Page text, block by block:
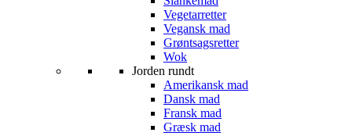
Vegetarretter
Vegansk mad
Grøntsagsretter
Wok
Jorden rundt
Amerikansk mad
Dansk mad
Fransk mad
Græsk mad